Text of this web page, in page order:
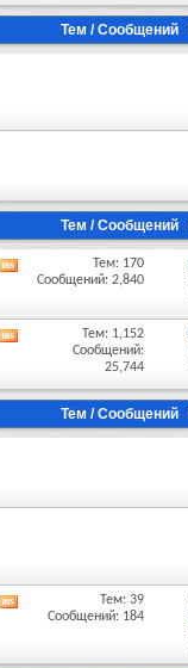
Тем / Сообщений
Тем / Сообщений
лента
раздела
Тем: 170
Сообщений: 2,840
раздела
Тем: 1,152
Сообщений:
25,744
Тем / Сообщений
лента
Тем: 39
Сообщений: 184